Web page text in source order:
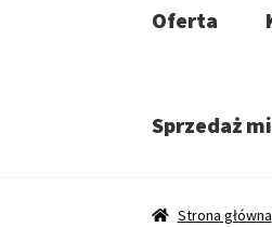
Oferta
Sprzedaż
Strona główna